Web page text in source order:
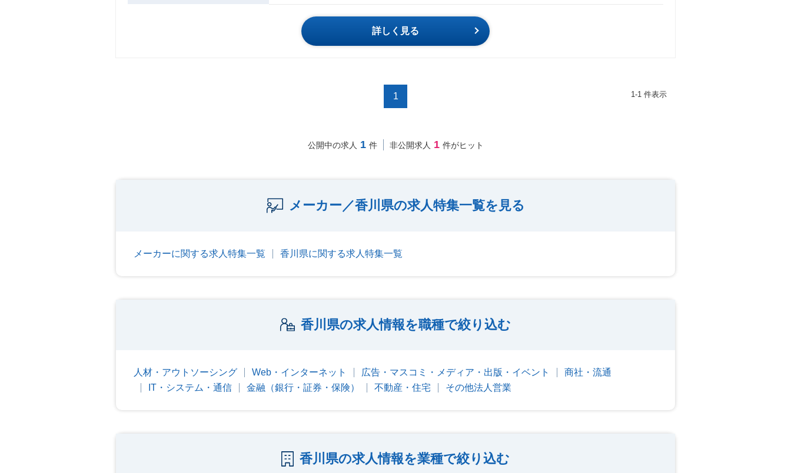
詳しく見る
1 1-1 件表示
公開中の求人 1 件 非公開求人 1 件がヒット
メーカー／香川県の求人特集一覧を見る
メーカーに関する求人特集一覧 香川県に関する求人特集一覧
香川県の求人情報を職種で絞り込む
人材・アウトソーシング Web・インターネット 広告・マスコミ・メディア・出版・イベント
商社・流通
IT・システム・通信
金融（銀行・証券・保険） 不動産・住宅 その他法人営業
香川県の求人情報を業種で絞り込む